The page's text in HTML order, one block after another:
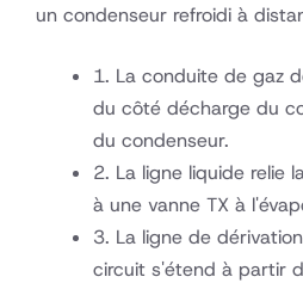
un condenseur refroidi à
1. La conduite de gaz
du côté décharge du
du condenseur.
2. La ligne liquide relie
à une vanne TX à
3. La ligne de
circuit s'étend à partir